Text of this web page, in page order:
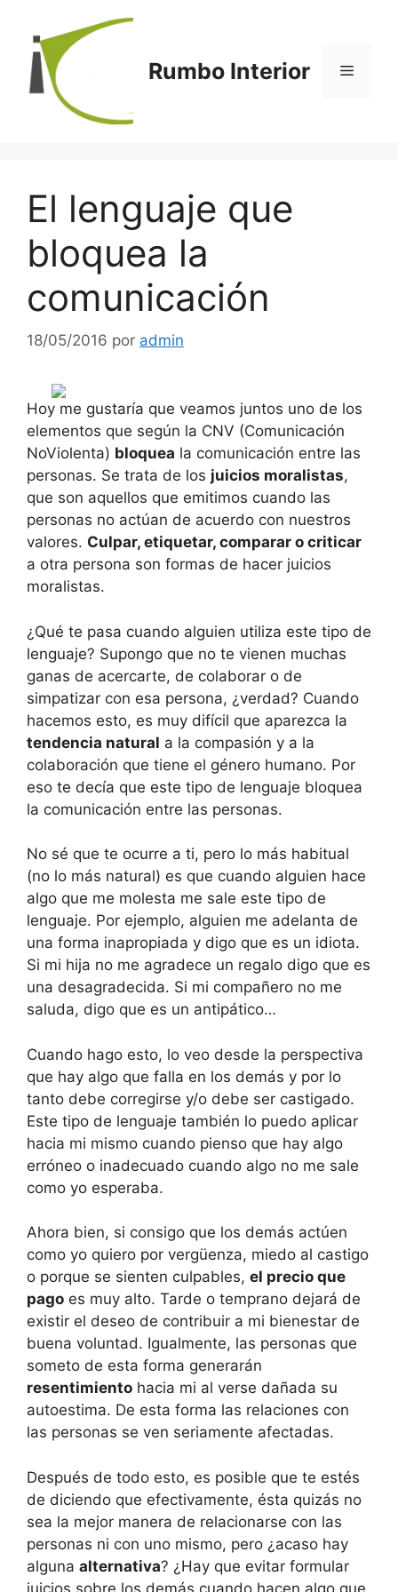
contenido
Rumbo Interior Menú
El lenguaje que
bloquea la
comunicación
18/05/2016 por admin
Hoy me gustaría que veamos juntos uno de los
elementos que según la CNV (Comunicación
NoViolenta) bloquea la comunicación entre las
personas. Se trata de los juicios moralistas,
que son aquellos que emitimos cuando las
personas no actúan de acuerdo con nuestros
valores. Culpar, etiquetar, comparar o criticar
a otra persona son formas de hacer juicios
moralistas.
¿Qué te pasa cuando alguien utiliza este tipo de
lenguaje? Supongo que no te vienen muchas
ganas de acercarte, de colaborar o de
simpatizar con esa persona, ¿verdad? Cuando
hacemos esto, es muy difícil que aparezca la
tendencia natural a la compasión y a la
colaboración que tiene el género humano. Por
eso te decía que este tipo de lenguaje bloquea
la comunicación entre las personas.
No sé que te ocurre a ti, pero lo más habitual
(no lo más natural) es que cuando alguien hace
algo que me molesta me sale este tipo de
lenguaje. Por ejemplo, alguien me adelanta de
una forma inapropiada y digo que es un idiota.
Si mi hija no me agradece un regalo digo que es
una desagradecida. Si mi compañero no me
saluda, digo que es un antipático…
Cuando hago esto, lo veo desde la perspectiva
que hay algo que falla en los demás y por lo
tanto debe corregirse y/o debe ser castigado.
Este tipo de lenguaje también lo puedo aplicar
hacia mi mismo cuando pienso que hay algo
erróneo o inadecuado cuando algo no me sale
como yo esperaba.
Ahora bien, si consigo que los demás actúen
como yo quiero por vergüenza, miedo al castigo
o porque se sienten culpables, el precio que
pago es muy alto. Tarde o temprano dejará de
existir el deseo de contribuir a mi bienestar de
buena voluntad. Igualmente, las personas que
someto de esta forma generarán
resentimiento hacia mi al verse dañada su
autoestima. De esta forma las relaciones con
las personas se ven seriamente afectadas.
Después de todo esto, es posible que te estés
de diciendo que efectivamente, ésta quizás no
sea la mejor manera de relacionarse con las
personas ni con uno mismo, pero ¿acaso hay
alguna alternativa? ¿Hay que evitar formular
juicios sobre los demás cuando hacen algo que